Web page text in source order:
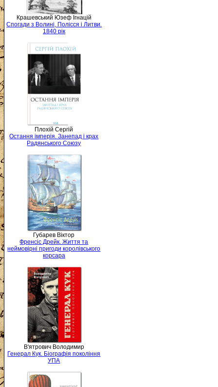
Крашевський Юзеф Ігнацій
Спогади з Волині, Полісся і Литви.
1840 рік
Плохій Сергій
Остання імперія. Занепад і крах
Радянського Союзу
Губарев Віктор
Френсіс Дрейк. Життя та
неймовірні пригоди королівського
корсара
В'ятрович Володимир
Генерал Кук. Біографія покоління
УПА